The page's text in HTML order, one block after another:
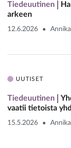
Tiedeuutinen
arkeen
12.6.2026
UUTISET
Tiedeuutinen
vaatii tietoista
15.5.2026